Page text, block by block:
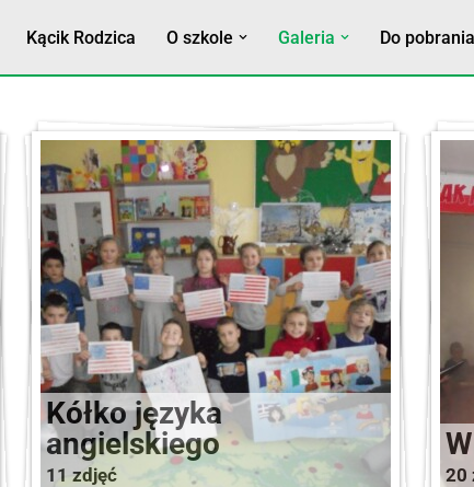
Kącik Rodzica O szkole Galeria Do pobrania
Kółko języka
angielskiego
11 zdjęć 20